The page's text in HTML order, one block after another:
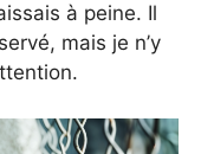
à peine. Il
mais je n’y